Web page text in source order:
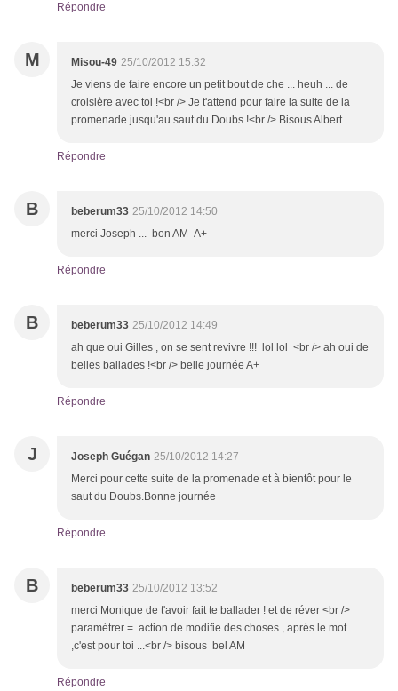
Répondre
M Misou-49 25/10/2012 15:32
Je viens de faire encore un petit bout de che ... heuh ... de
croisière avec toi !<br /> Je t'attend pour faire la suite de la
promenade jusqu'au saut du Doubs !<br /> Bisous Albert .
Répondre
B beberum33 25/10/2012 14:50
merci Joseph ... bon AM A+
Répondre
B beberum33 25/10/2012 14:49
ah que oui Gilles , on se sent revivre !!! lol lol <br /> ah oui de
belles ballades !<br /> belle journée A+
Répondre
J Joseph Guégan 25/10/2012 14:27
Merci pour cette suite de la promenade et à bientôt pour le
saut du Doubs.Bonne journée
Répondre
B beberum33 25/10/2012 13:52
merci Monique de t'avoir fait te ballader ! et de réver <br />
paramétrer = action de modifie des choses , aprés le mot
,c'est pour toi ...<br /> bisous bel AM
Répondre